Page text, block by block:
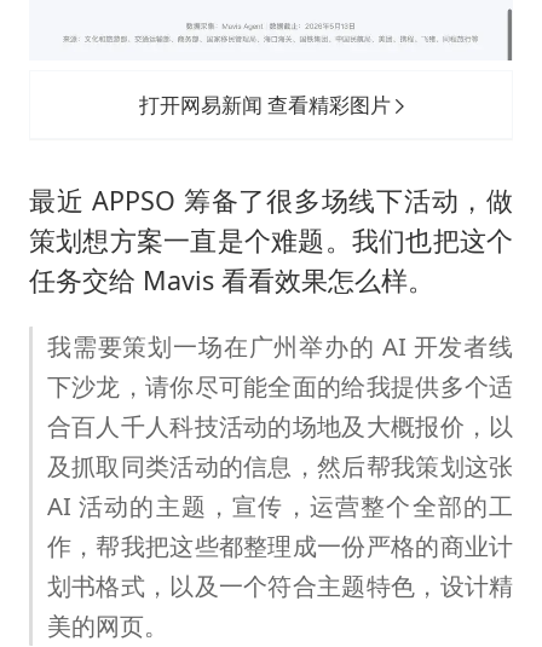
打开网易新闻 查看精彩图片
最近 APPSO 筹备了很多场线下活动，做
策划想方案一直是个难题。我们也把这个
任务交给 Mavis 看看效果怎么样。
我需要策划一场在广州举办的 AI 开发者线
下沙龙，请你尽可能全面的给我提供多个适
合百人千人科技活动的场地及大概报价，以
及抓取同类活动的信息，然后帮我策划这张
AI 活动的主题，宣传，运营整个全部的工
作，帮我把这些都整理成一份严格的商业计
划书格式，以及一个符合主题特色，设计精
美的网页。